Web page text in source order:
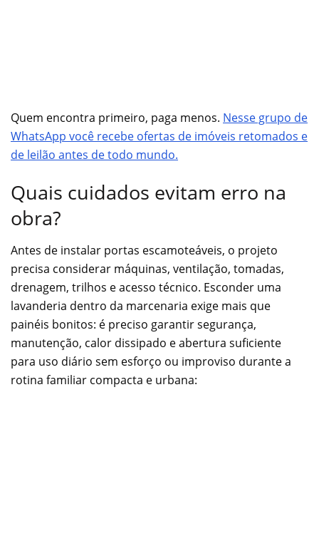
Quem encontra primeiro, paga menos. Nesse grupo de
WhatsApp você recebe ofertas de imóveis retomados e
de leilão antes de todo mundo.
Quais cuidados evitam erro na
obra?
Antes de instalar portas escamoteáveis, o projeto
precisa considerar máquinas, ventilação, tomadas,
drenagem, trilhos e acesso técnico. Esconder uma
lavanderia dentro da marcenaria exige mais que
painéis bonitos: é preciso garantir segurança,
manutenção, calor dissipado e abertura suficiente
para uso diário sem esforço ou improviso durante a
rotina familiar compacta e urbana: